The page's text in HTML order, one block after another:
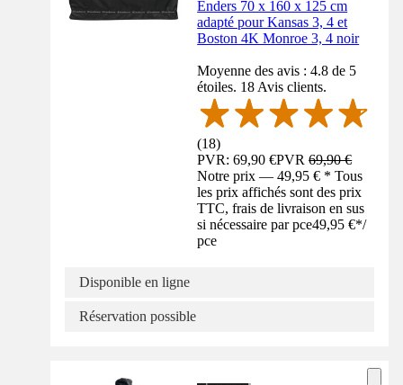
Enders 70 x 160 x 125 cm
adapté pour Kansas 3, 4 et
Boston 4K Monroe 3, 4 noir
Moyenne des avis : 4.8 de 5
étoiles. 18 Avis clients.
(18)
PVR: 69,90 €PVR69,90 €
Notre prix — 49,95 € * Tous
les prix affichés sont des prix
TTC, frais de livraison en sus
si nécessaire par pce49,95 €*/
pce
Disponible en ligne
Réservation possible